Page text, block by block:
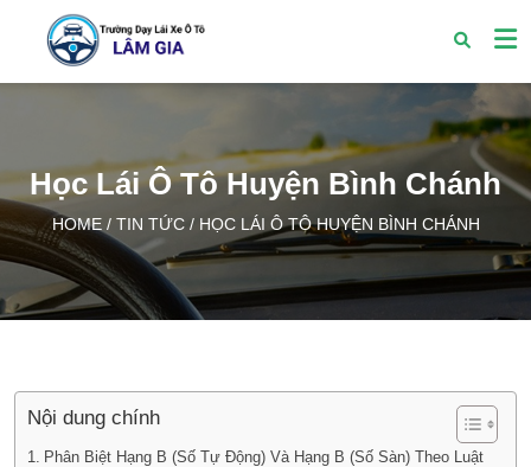
Học Lái Ô Tô Huyện Bình Chánh
HOME/ TIN TỨC/ HỌC LÁI Ô TÔ HUYỆN BÌNH CHÁNH
Nội dung chính
Phân Biệt Hạng B (Số Tự Động) Và Hạng B (Số Sàn) Theo Luật